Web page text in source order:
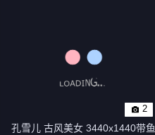
2
孔雪儿 古风美女 3440x1440带鱼